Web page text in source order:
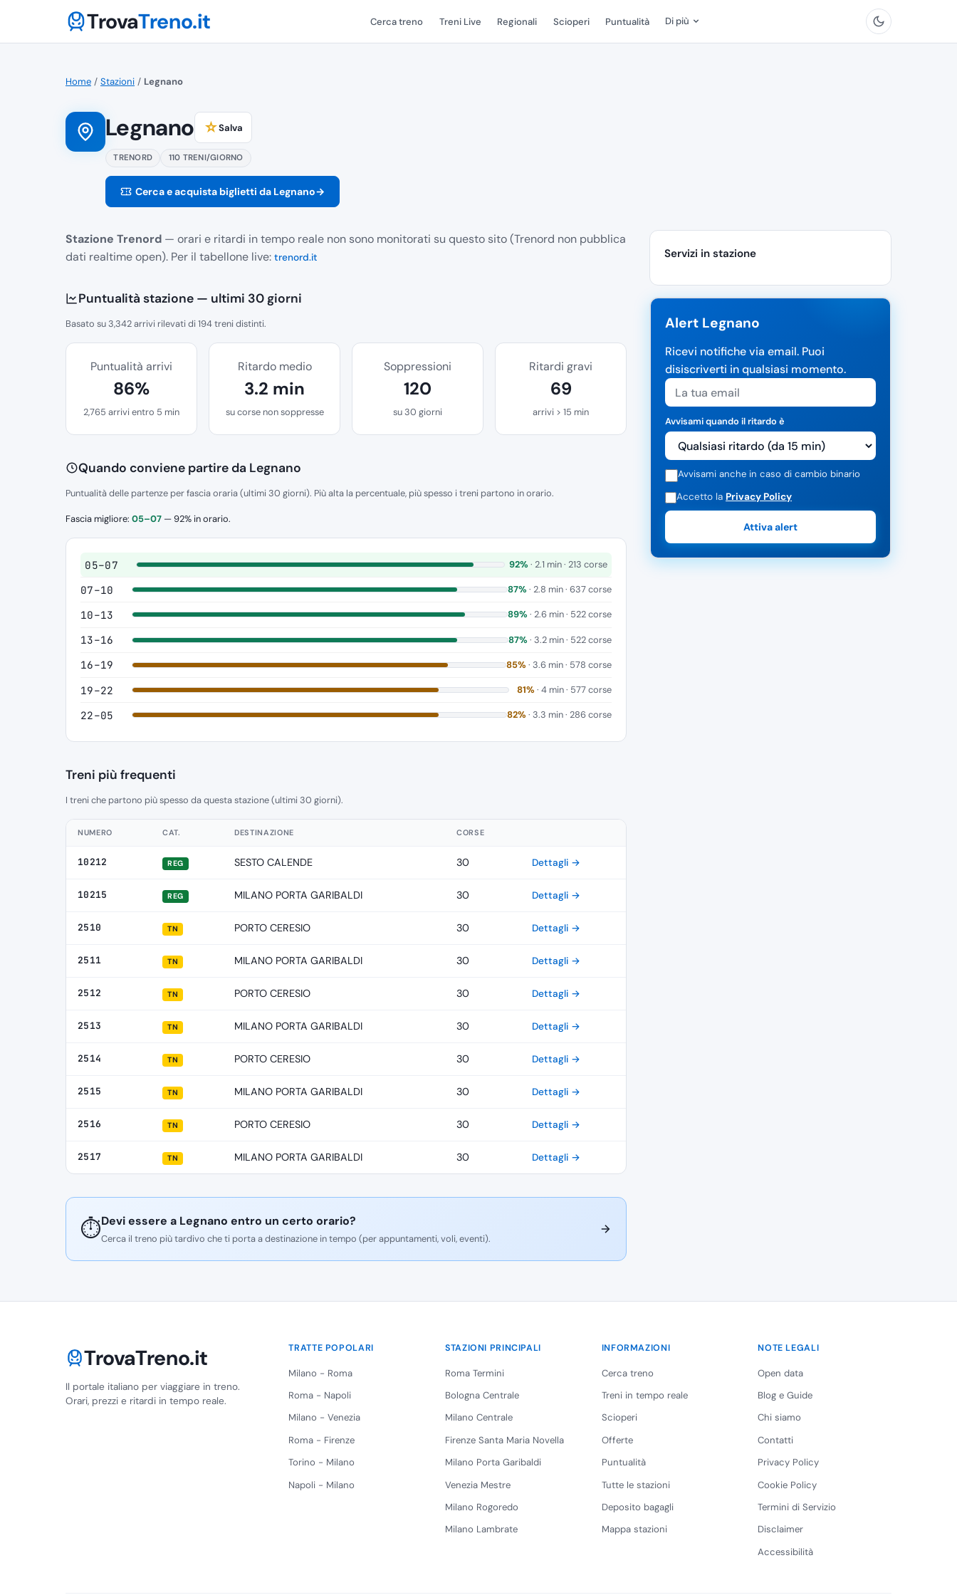
TrovaTreno.it Cerca treno Treni Live Regionali Scioperi Puntualità Di più
Home / Stazioni / Legnano
Legnano ☆Salva
TRENORD 110 TRENI/GIORNO
Cerca e acquista biglietti da Legnano→
Stazione Trenord — orari e ritardi in tempo reale non sono monitorati su questo sito (Trenord non pubblica
dati realtime open). Per il tabellone live: trenord.it
Puntualità stazione — ultimi 30 giorni
Basato su 3,342 arrivi rilevati di 194 treni distinti.
Puntualità arrivi
86%
2,765 arrivi entro 5 min
Ritardo medio
3.2 min
su corse non soppresse
Soppressioni
120
su 30 giorni
Ritardi gravi
69
arrivi > 15 min
Quando conviene partire da Legnano
Puntualità delle partenze per fascia oraria (ultimi 30 giorni). Più alta la percentuale, più spesso i treni partono in orario.
Fascia migliore: 05–07 — 92% in orario.
05–07 92% · 2.1 min · 213 corse
07–10 87% · 2.8 min · 637 corse
10–13 89% · 2.6 min · 522 corse
13–16 87% · 3.2 min · 522 corse
16–19 85% · 3.6 min · 578 corse
19–22 81% · 4 min · 577 corse
22–05 82% · 3.3 min · 286 corse
Treni più frequenti
I treni che partono più spesso da questa stazione (ultimi 30 giorni).
NUMERO CAT. DESTINAZIONE CORSE
10212 REG SESTO CALENDE 30 Dettagli →
10215 REG MILANO PORTA GARIBALDI 30 Dettagli →
2510 TN PORTO CERESIO 30 Dettagli →
2511 TN MILANO PORTA GARIBALDI 30 Dettagli →
2512 TN PORTO CERESIO 30 Dettagli →
2513 TN MILANO PORTA GARIBALDI 30 Dettagli →
2514 TN PORTO CERESIO 30 Dettagli →
2515 TN MILANO PORTA GARIBALDI 30 Dettagli →
2516 TN PORTO CERESIO 30 Dettagli →
2517 TN MILANO PORTA GARIBALDI 30 Dettagli →
⏱️Devi essere a Legnano entro un certo orario?
Cerca il treno più tardivo che ti porta a destinazione in tempo (per appuntamenti, voli, eventi).
Servizi in stazione
Alert Legnano
Ricevi notifiche via email. Puoi
disiscriverti in qualsiasi momento.
Avvisami quando il ritardo è
Avvisami anche in caso di cambio binario
Accetto la Privacy Policy
Attiva alert
TrovaTreno.it
Il portale italiano per viaggiare in treno.
Orari, prezzi e ritardi in tempo reale.
TRATTE POPOLARI
Milano - Roma
Roma - Napoli
Milano - Venezia
Roma - Firenze
Torino - Milano
Napoli - Milano
STAZIONI PRINCIPALI
Roma Termini
Bologna Centrale
Milano Centrale
Firenze Santa Maria Novella
Milano Porta Garibaldi
Venezia Mestre
Milano Rogoredo
Milano Lambrate
INFORMAZIONI
Cerca treno
Treni in tempo reale
Scioperi
Offerte
Puntualità
Tutte le stazioni
Deposito bagagli
Mappa stazioni
NOTE LEGALI
Open data
Blog e Guide
Chi siamo
Contatti
Privacy Policy
Cookie Policy
Termini di Servizio
Disclaimer
Accessibilità